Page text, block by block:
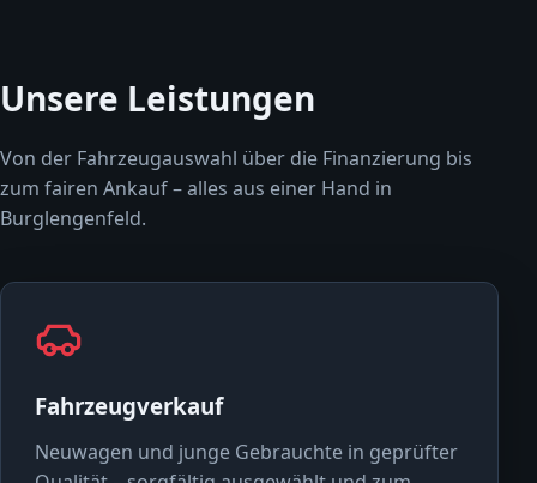
Unsere Leistungen
Von der Fahrzeugauswahl über die Finanzierung bis
zum fairen Ankauf – alles aus einer Hand in
Burglengenfeld.
Fahrzeugverkauf
Neuwagen und junge Gebrauchte in geprüfter